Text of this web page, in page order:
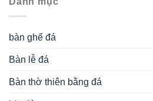
bàn ghế đá
Bàn lễ đá
Bàn thờ thiên bằng đá